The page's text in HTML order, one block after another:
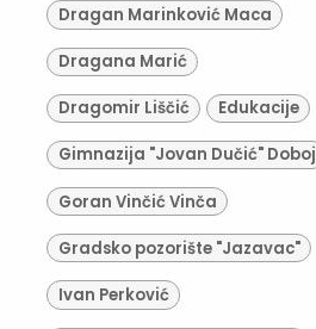
Dragan Marinković Maca
Dragana Marić
Dragomir Liščić Edukacije
Gimnazija "Jovan Dučić" Doboj
Goran Vinčić Vinča
Gradsko pozorište "Jazavac"
Ivan Perković